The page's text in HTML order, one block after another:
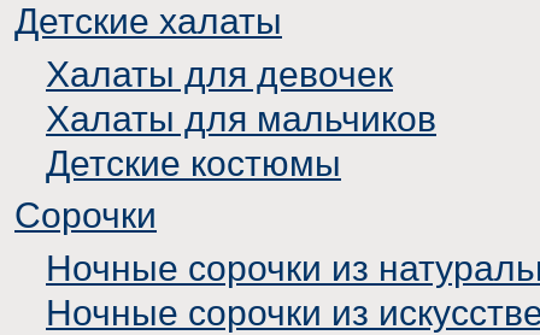
Детские халаты
Халаты для девочек
Халаты для мальчиков
Детские костюмы
Сорочки
Ночные сорочки из
Ночные сорочки из